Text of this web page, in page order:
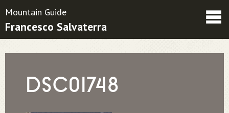
Friends
Mountain Guide
Francesco Salvaterra
DSC01748